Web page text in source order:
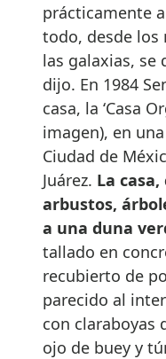
prácticamente
todo, desde los
las galaxias, se
dijo. En 1984
casa, la ‘Casa
imagen), en
Ciudad de
Juárez. La
arbustos,
a una duna
tallado en
recubierto de
parecido al
con claraboyas
ojo de buey y